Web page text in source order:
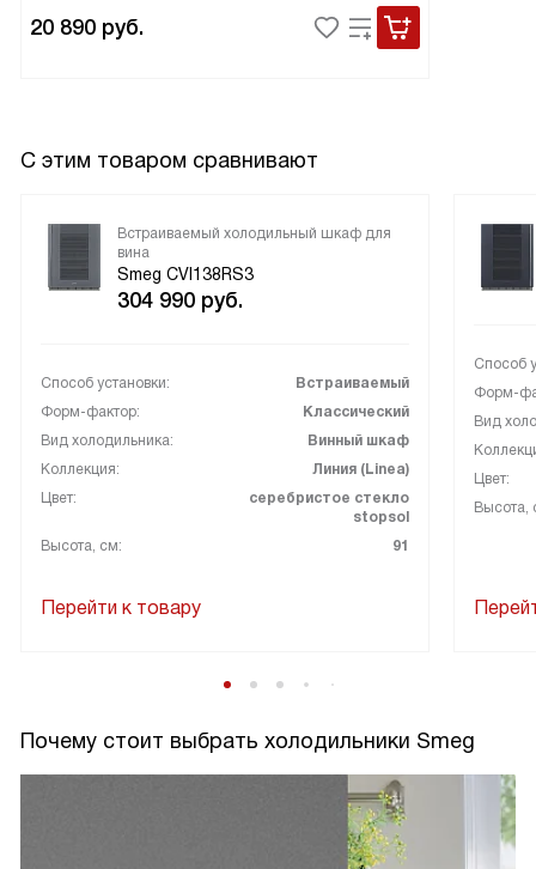
20 890 руб.
С этим товаром сравнивают
Встраиваемый холодильный шкаф для
вина
Smeg CVI138RS3
304 990 руб.
Способ установки:
Встраиваемый
Форм-фактор:
Классический
Вид холодильника:
Винный шкаф
Коллекция:
Линия (Linea)
Цвет:
серебристое стекло
stopsol
Высота, см:
91
Перейти к товару
Способ
Форм-
Вид
Цвет:
Высота,
Почему стоит выбрать холодильники Smeg